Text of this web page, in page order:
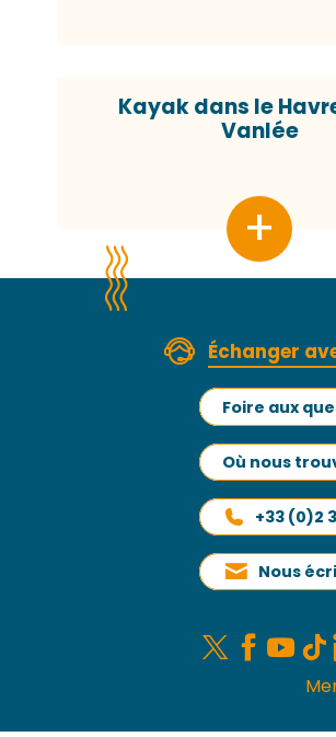
Kayak dans le
Vanlée
Échanger
Foire aux
Où nous
+33 (0)2
Nous